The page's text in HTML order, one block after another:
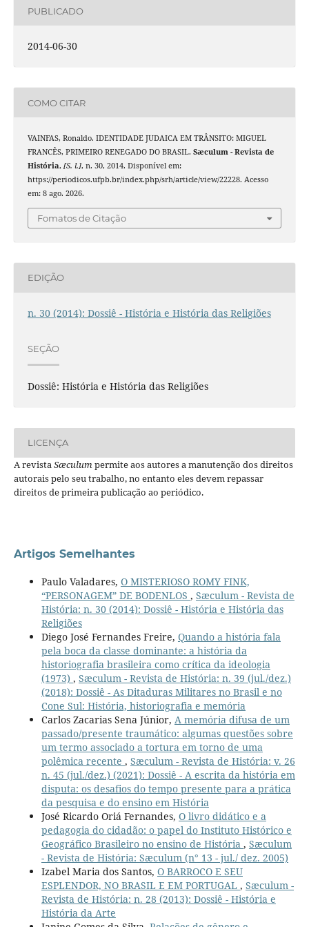
PUBLICADO
2014-06-30
COMO CITAR
VAINFAS, Ronaldo. IDENTIDADE JUDAICA EM TRÂNSITO: MIGUEL
FRANCÊS, PRIMEIRO RENEGADO DO BRASIL. Sæculum - Revista de
História, [S. l.], n. 30, 2014. Disponível em:
https://periodicos.ufpb.br/index.php/srh/article/view/22228. Acesso
em: 8 ago. 2026.
Fomatos de Citação
EDIÇÃO
n. 30 (2014): Dossiê - História e História das Religiões
SEÇÃO
Dossiê: História e História das Religiões
LICENÇA
A revistaSæculumpermite aos autores a manutenção dos direitos
autorais pelo seu trabalho, no entanto eles devem repassar
direitos de primeira publicação ao periódico.
Artigos Semelhantes
Paulo Valadares, O MISTERIOSO ROMY FINK,
“PERSONAGEM” DE BODENLOS , Sæculum - Revista de
História: n. 30 (2014): Dossiê - História e História das
Religiões
Diego José Fernandes Freire, Quando a história fala
pela boca da classe dominante: a história da
historiografia brasileira como crítica da ideologia
(1973) , Sæculum - Revista de História: n. 39 (jul./dez.)
(2018): Dossiê - As Ditaduras Militares no Brasil e no
Cone Sul: História, historiografia e memória
Carlos Zacarias Sena Júnior, A memória difusa de um
passado/presente traumático: algumas questões sobre
um termo associado a tortura em torno de uma
polêmica recente , Sæculum - Revista de História: v. 26
n. 45 (jul./dez.) (2021): Dossiê - A escrita da história em
disputa: os desafios do tempo presente para a prática
da pesquisa e do ensino em História
José Ricardo Oriá Fernandes, O livro didático e a
pedagogia do cidadão: o papel do Instituto Histórico e
Geográfico Brasileiro no ensino de História , Sæculum
- Revista de História: Sæculum (n° 13 - jul./ dez. 2005)
Izabel Maria dos Santos, O BARROCO E SEU
ESPLENDOR, NO BRASIL E EM PORTUGAL , Sæculum -
Revista de História: n. 28 (2013): Dossiê - História e
História da Arte